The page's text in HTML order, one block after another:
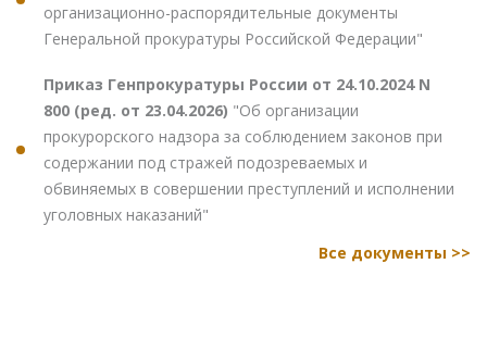
организационно-распорядительные документы
Генеральной прокуратуры Российской Федерации"
Приказ Генпрокуратуры России от 24.10.2024 N
800 (ред. от 23.04.2026) "Об организации
прокурорского надзора за соблюдением законов при
содержании под стражей подозреваемых и
обвиняемых в совершении преступлений и исполнении
уголовных наказаний"
Все документы >>